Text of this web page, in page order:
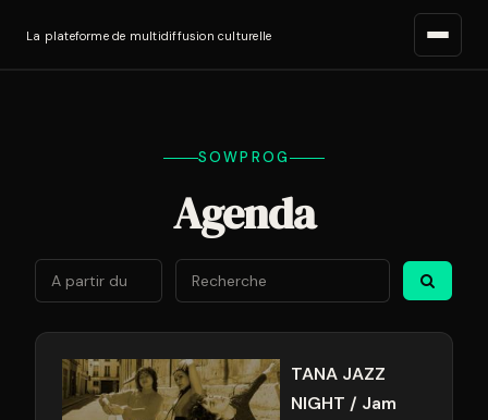
La plateforme de multidiffusion culturelle
SOWPROG
Agenda
Août
27 28 29 30 31
3 4 5 6 7
TANA JAZZ
NIGHT / Jam